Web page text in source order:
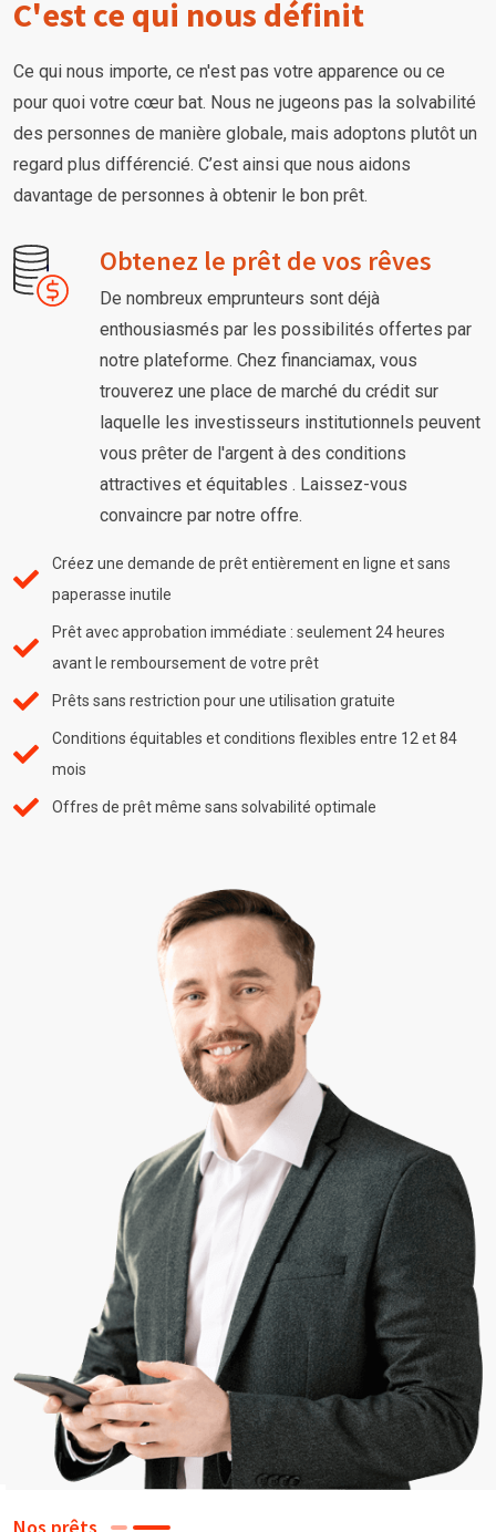
C'est ce qui nous définit
Ce qui nous importe, ce n'est pas votre apparence ou ce
pour quoi votre cœur bat. Nous ne jugeons pas la solvabilité
des personnes de manière globale, mais adoptons plutôt un
regard plus différencié. C’est ainsi que nous aidons
davantage de personnes à obtenir le bon prêt.
Obtenez le prêt de vos rêves
De nombreux emprunteurs sont déjà
enthousiasmés par les possibilités offertes par
notre plateforme. Chez financiamax, vous
trouverez une place de marché du crédit sur
laquelle les investisseurs institutionnels peuvent
vous prêter de l'argent à des conditions
attractives et équitables . Laissez-vous
convaincre par notre offre.
Créez une demande de prêt entièrement en ligne et sans
paperasse inutile
Prêt avec approbation immédiate : seulement 24 heures
avant le remboursement de votre prêt
Prêts sans restriction pour une utilisation gratuite
Conditions équitables et conditions flexibles entre 12 et 84
mois
Offres de prêt même sans solvabilité optimale